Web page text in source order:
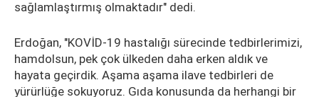
sağlamlaştırmış olmaktadır" dedi.
Erdoğan, "KOVİD-19 hastalığı sürecinde tedbirlerimizi,
hamdolsun, pek çok ülkeden daha erken aldık ve
hayata geçirdik. Aşama aşama ilave tedbirleri de
yürürlüğe sokuyoruz. Gıda konusunda da herhangi bir